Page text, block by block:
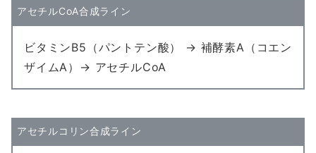
アセチルCoA合成ライン
ビタミンB5（パントテン酸） → 補酵素A（コエン
ザイムA）→ アセチルCoA
アセチルコリン合成ライン